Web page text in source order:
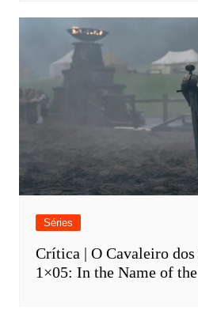
Séries
Crítica | O Cavaleiro dos
1×05: In the Name of